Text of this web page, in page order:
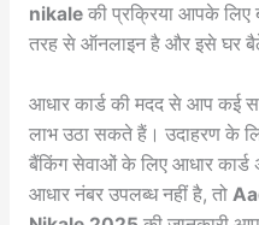
nikaleकी प्रक्रिया आपके लिए
तरह से ऑनलाइन है और इसे घर
आधार कार्ड की मदद से आप कई
लाभ उठा सकते हैं। उदाहरण के
बैंकिंग सेवाओं के लिए आधार कार्ड
आधार नंबर उपलब्ध नहीं है, तो